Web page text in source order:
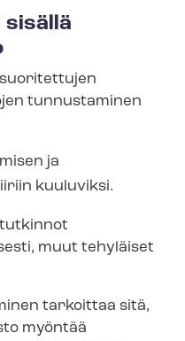
sisällä
suoritettujen
tunnustaminen
ja
kuuluviksi.
muut tehyläiset
tarkoittaa sitä,
myöntää